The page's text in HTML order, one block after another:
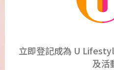
立即登記成為 U
及活